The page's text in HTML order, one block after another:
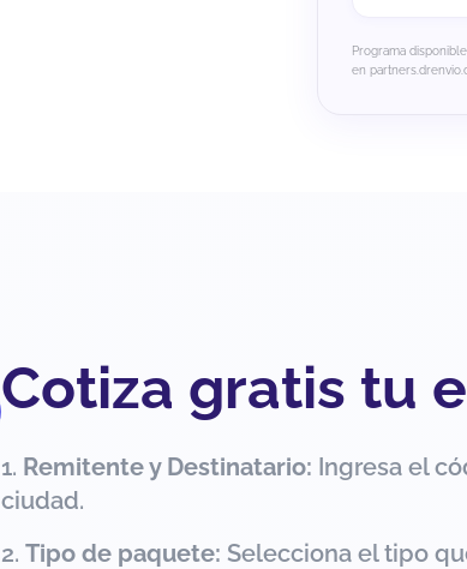
Programa
en
Cotiza gratis tu
Remitente y Destinatario: Ingresa el
ciudad.
Tipo de paquete: Selecciona el tipo